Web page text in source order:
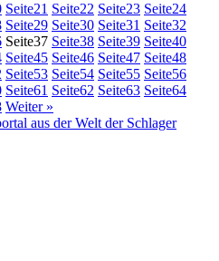
Seite21 Seite22 Seite23 Seite24
Seite29 Seite30 Seite31 Seite32
Seite37 Seite38 Seite39 Seite40
Seite45 Seite46 Seite47 Seite48
Seite53 Seite54 Seite55 Seite56
Seite61 Seite62 Seite63 Seite64
Weiter »